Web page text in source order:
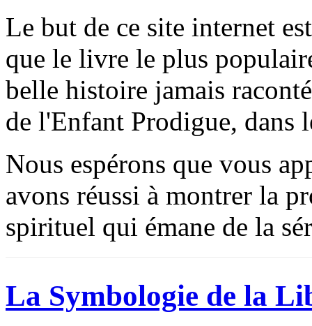
Le but de ce site internet
que le livre le plus
belle histoire jamais
de l'Enfant Prodigue, dans
Nous espérons que vous
avons réussi à montrer la
spirituel qui émane de la
La Symbologie de la